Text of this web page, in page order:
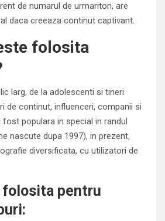
de numarul de urmaritori, are
daca creeaza continut captivant.
folosita
larg, de la adolescenti si tineri
de continut, influenceri, companii si
fost populara in special in randul
nascute dupa 1997), in prezent,
diversificata, cu utilizatori de
pentru